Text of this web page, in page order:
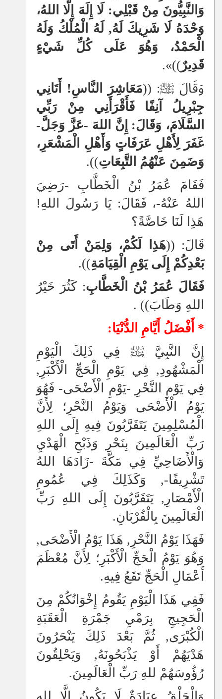
وَالنَّبِيُّونَ مِنْ قَبْلِي: لَا إِلَهَ إِلَّا اللهُ،
وَحْدَهُ لَا شَرِيكَ لَهُ, لَهُ الْمُلْكُ وَلَهُ
الْحَمْدُ، وَهُوَ عَلَى كُلِّ شَيْءٍ
قَدِيرٌ))
».
وَقَالَ ﷺ: ((مَعَاشِرَ النَّاسِ! أَتَانِي
جِبْرِيلُ آنِفًا فَأَقْرَأَنِي مِنْ رَبِّي
السَّلَامَ، وَقَالَ: إِنَّ اللهَ -عَزَّ وَجَلَّ-
غَفَرَ لِأَهْلِ عَرَفَاتٍ وَأَهْلِ الْمَشْعَرِ،
وَضَمِنَ عَنْهُمُ التَّبِعَاتِ)).
فَقَامَ عُمَرُ بْنُ الْخَطَّابِ -رَضِيَ
اللهُ عَنْهُ-، فَقَالَ: يَا رَسُولَ اللهِ!
هَذِا لَنَا خَاصَّةً؟
قَالَ: ((هَذِا لَكُمْ، وَلِمَنْ أَتَى مِنْ
بَعْدِكُمْ إِلَى يَوْمِ الْقِيَامَةِ)).
فَقَالَ عُمَرُ بْنُ الْخَطَّابِ: كَثُرَ خَيْرُ
اللهِ وَطَابَ)) .
* أَفْضَلُ أَيَّامِ الدُّنْيَا:
إِنَّ النَّبِيَّ ﷺ فِي ذَلِكَ الْيَوْمِ
الْمَشْهُودِ, فِي يَوْمِ الْحَجِّ الْأَكْبَرِ,
فِي يَوْمِ النَّحْرِ -يَوْمِ الْأَضْحَى- فَهُوَ
يَوْمُ الْأَضْحَى وَيَوْمُ النَّحْرِ؛ لِأَنَّ
الْمُسْلِمِينَ يَتَقَرَّبُونَ فِيهِ إِلَى اللهِ
رَبِّ الْعَالَمِينَ بِنَحْرِ وَذَبْحِ الْهَدْيِ
وَالْأَضَاحِيِّ فِي مَكَّةَ -زَادَهَا اللهُ
تَشْرِيفًا-, وَكَذَلِكَ فِي عُمُومِ
الْأَمْصَارِ, يَتَقَرَّبُونَ إِلَى اللهِ رَبِّ
الْعَالَمِينَ بِالْقُرْبَانِ.
فَهَذَا يَوْمُ النَّحْرِ, هَذَا يَوْمُ الْأَضْحَى,
وَهُوَ يَوْمُ الْحَجِّ الْأَكْبَرِ؛ لِأَنَّ مُعْظَمَ
أَعْمَالِ الْحَجِّ تَقَعُ فِيهِ.
فَفِي هَذَا الْيَوْمِ يَقُومُ إِخْوَانُكُمْ مِنَ
الْحَجِيجِ بِرَمْيِ جَمْرَةِ الْعَقَبَةِ
الْكُبْرَى, ثُمَّ بَعْدَ ذَلِكَ يَنْحَرُونَ
هَدْيَهُمْ أَوْ يَذْبَحُونَهُ, وَيَحْلِقُونَ
رُؤُوسَهُمْ للهِ رَبِّ الْعَالَمِينَ.